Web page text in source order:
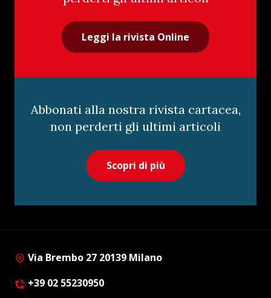
Leggi la rivista Online
Abbonati alla nostra rivista cartacea,
non perderti gli ultimi articoli
Scopri di più
Via Brembo 27 20139 Milano
+39 02 55230950